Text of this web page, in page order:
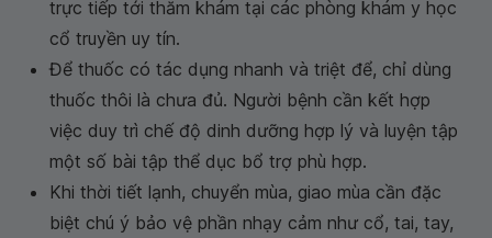
trực tiếp tới thăm khám tại các phòng khám y học
cổ truyền uy tín.
Để thuốc có tác dụng nhanh và triệt để, chỉ dùng
thuốc thôi là chưa đủ. Người bệnh cần kết hợp
việc duy trì chế độ dinh dưỡng hợp lý và luyện tập
một số bài tập thể dục bổ trợ phù hợp.
Khi thời tiết lạnh, chuyển mùa, giao mùa cần đặc
biệt chú ý bảo vệ phần nhạy cảm như cổ, tai, tay,